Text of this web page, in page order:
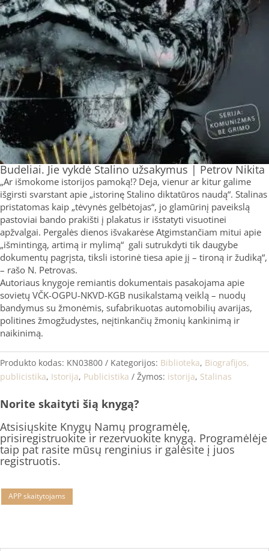
Budeliai. Jie vykdė Stalino užsakymus | Petrov Nikita
„Ar išmokome istorijos pamoką!? Deja, vienur ar kitur galime
išgirsti svarstant apie „istorinę Stalino diktatūros naudą“. Stalinas
pristatomas kaip „tėvynės gelbėtojas“, jo glamūrinį paveikslą
pastoviai bando prakišti į plakatus ir išstatyti visuotinei
apžvalgai. Pergalės dienos išvakarėse Atgimstančiam mitui apie
„išmintingą, artimą ir mylimą“ gali sutrukdyti tik daugybe
dokumentų pagrįsta, tiksli istorinė tiesa apie jį – tironą ir žudiką“,
– rašo N. Petrovas.
Autoriaus knygoje remiantis dokumentais pasakojama apie
sovietų VČK-OGPU-NKVD-KGB nusikalstamą veiklą – nuodų
bandymus su žmonėmis, sufabrikuotas automobilių avarijas,
politines žmogžudystes, neįtinkančių žmonių kankinimą ir
naikinimą.
Produkto kodas: KN03800 Kategorijos: Biblioteka, Biografijos,
publicistika, Istorija, Publicistika Žymos: istorija, Stalinas
Norite skaityti šią knygą?
Atsisiųskite Knygų Namų programėlę,
prisiregistruokite ir rezervuokite knygą. Programėlėje
taip pat rasite mūsų renginius ir galėsite į juos
registruotis.
APP skaitytojams